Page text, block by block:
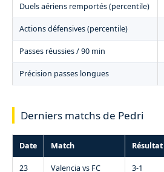
Duels aériens remportés (percentile)
Actions défensives (percentile)
Passes réussies / 90 min
Précision passes longues
Derniers matchs de Pedri
Date Match Résultat
23 Valencia vs FC 3-1